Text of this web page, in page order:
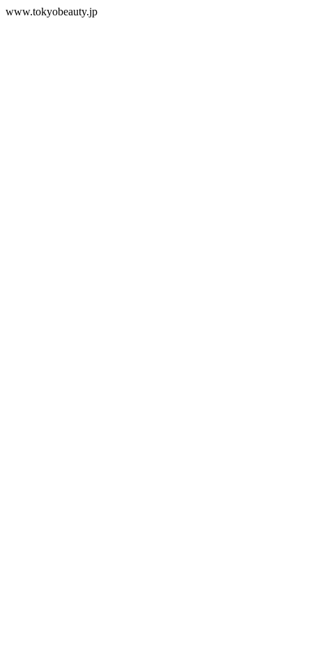
www.tokyobeauty.jp